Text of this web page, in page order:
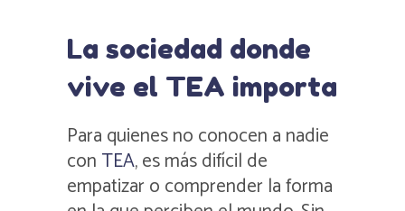
La sociedad donde
vive el TEA importa
Para quienes no conocen a nadie
con TEA, es más difícil de
empatizar o comprender la forma